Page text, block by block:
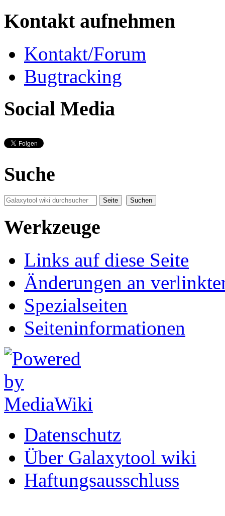
Kontakt aufnehmen
Kontakt/Forum
Bugtracking
Social Media
Suche
Werkzeuge
Links auf diese Seite
Änderungen an
Spezialseiten
Seiten­informationen
Datenschutz
Über Galaxytool wiki
Haftungsausschluss